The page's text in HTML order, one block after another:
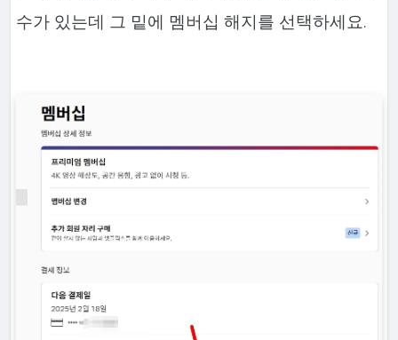
수가 있는데 그 밑에 멤버십 해지를 선택하세요.